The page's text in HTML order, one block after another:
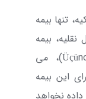
تنها بیمه
بیمه
)، می
این بیمه
داده نخواهد